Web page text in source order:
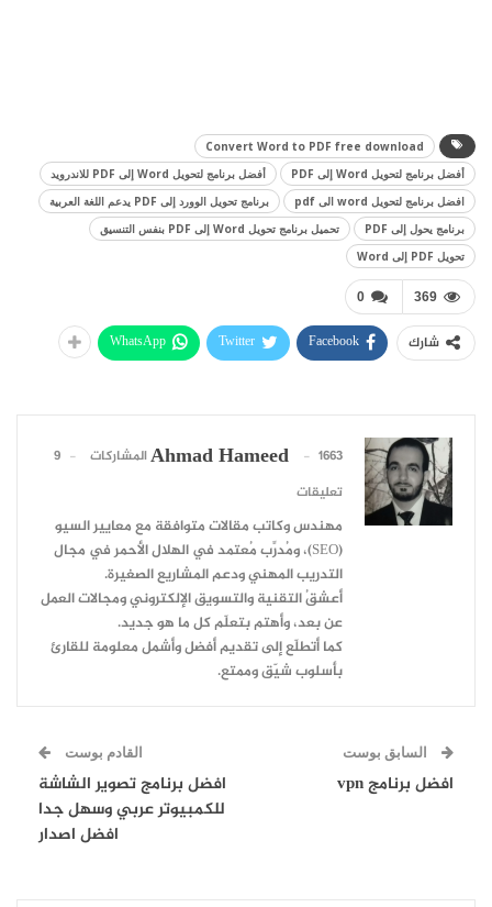
Convert Word to PDF free download
أفضل برنامج لتحويل Word إلى PDF
أفضل برنامج لتحويل Word إلى PDF للاندرويد
افضل برنامج لتحويل word الى pdf
برنامج تحويل الوورد إلى PDF يدعم اللغة العربية
برنامج يحول إلى PDF
تحميل برنامج تحويل Word إلى PDF بنفس التنسيق
تحويل PDF إلى Word
0 369
شارك Facebook
Twitter
WhatsApp
Ahmad Hameed 1663 المشاركات
9
تعليقات
مهندس وكاتب مقالات متوافقة مع معايير السيو
(SEO)، ومُدرِّب مُعتمد في الهلال الأحمر في مجال
التدريب المهني ودعم المشاريع الصغيرة.
أعشقُ التقنية والتسويق الإلكتروني ومجالات العمل
عن بعد، وأهتم بتعلّم كل ما هو جديد.
كما أتطلّع إلى تقديم أفضل وأشمل معلومة للقارئ
بأسلوب شيّق وممتع.
السابق بوست
افضل برنامج vpn
القادم بوست
افضل برنامج تصوير الشاشة
للكمبيوتر عربي وسهل جدا
افضل اصدار